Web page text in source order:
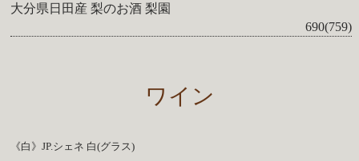
大分県日田産 梨のお酒 梨園
690(759)
ワイン
《白》JP.シェネ 白(グラス)